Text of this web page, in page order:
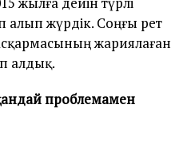
алып жүрдік. Соңғы рет
жариялаған
алдық.
проблемамен